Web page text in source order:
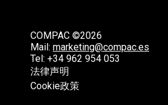
COMPAC ©2026
Mail: marketing@compac.es
Tel: +34 962 954 053
法律声明
Cookie政策